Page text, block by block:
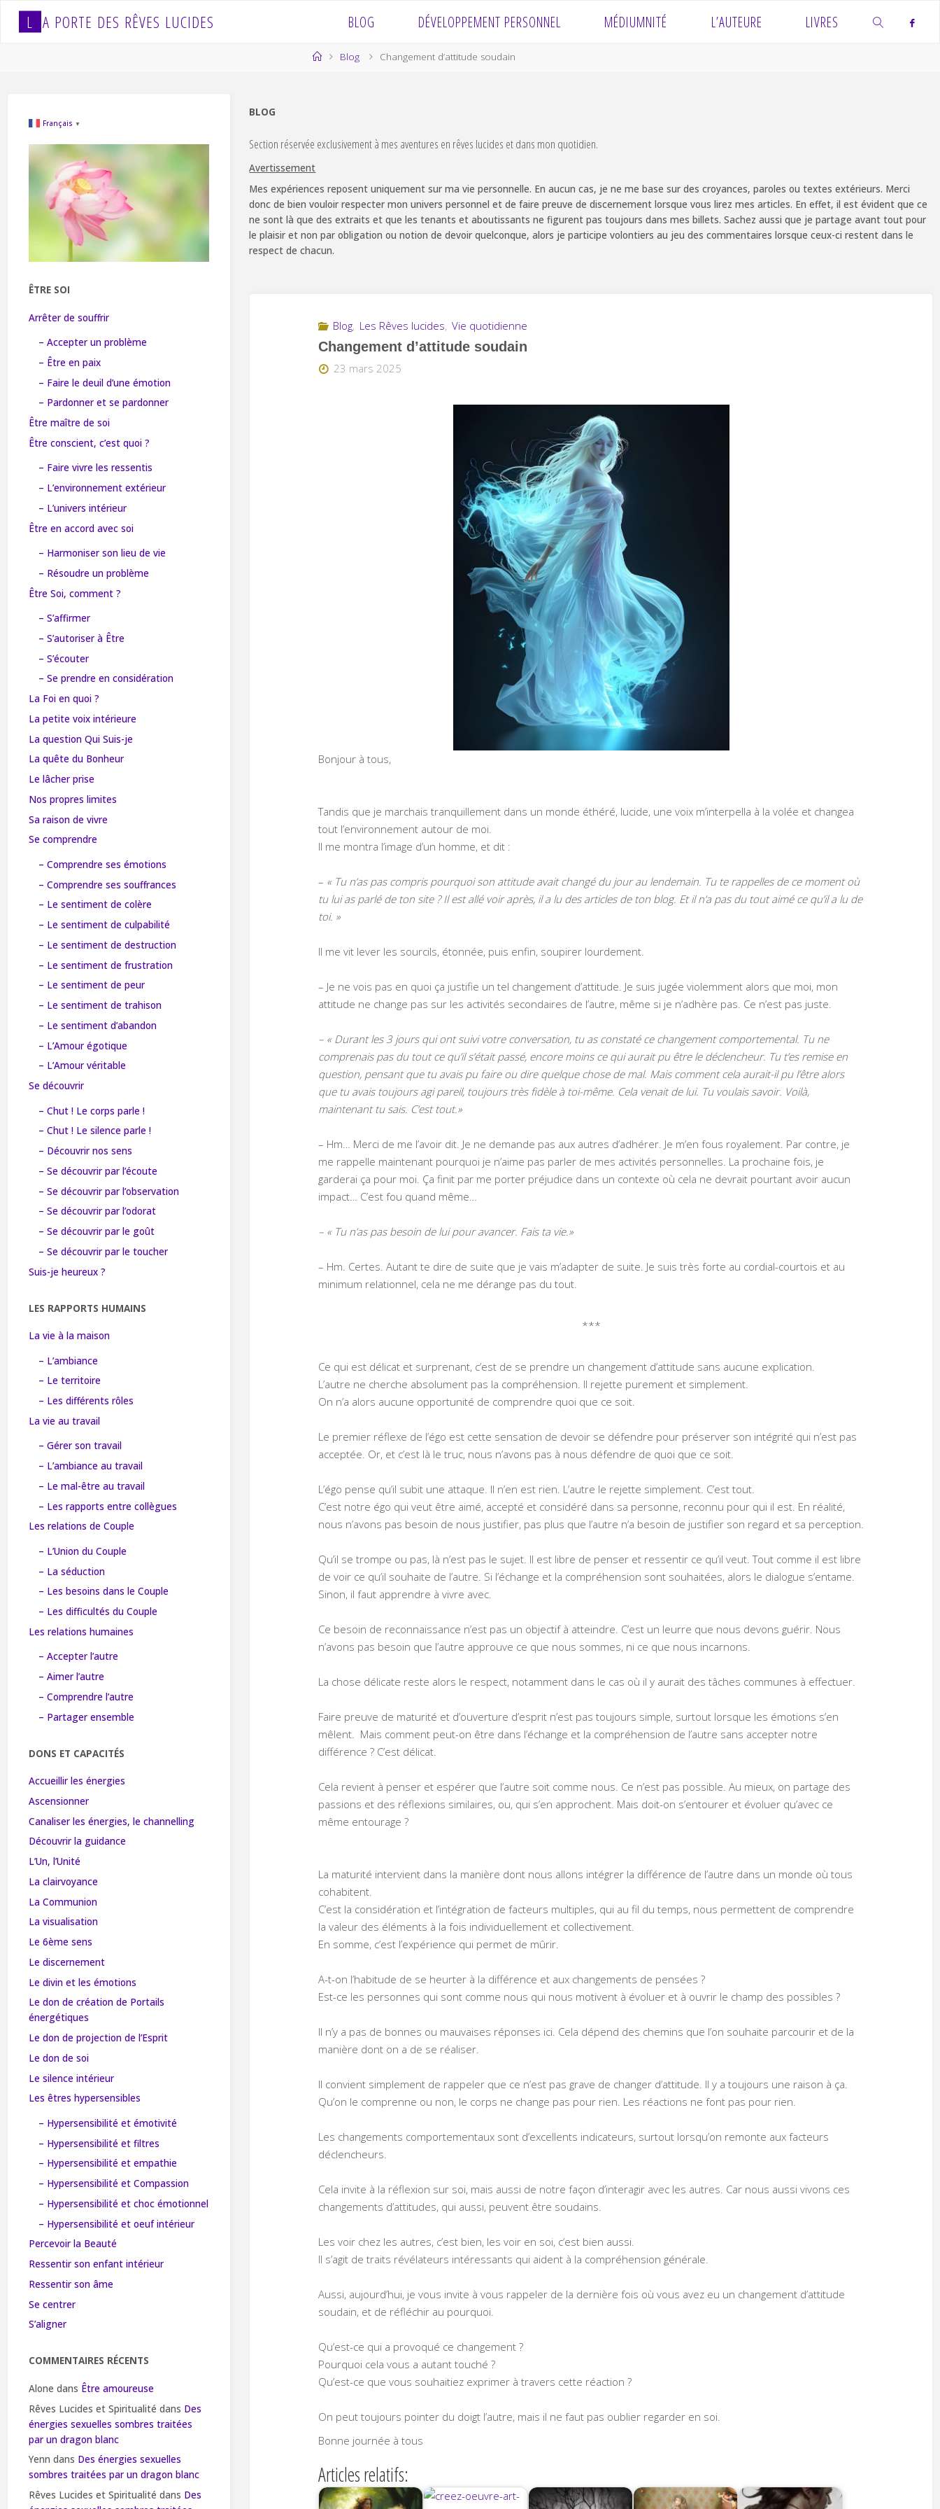
L A PORTE DES RÊVES LUCIDES BLOG DÉVELOPPEMENT PERSONNEL MÉDIUMNITÉ L’AUTEURE LIVRES
HomeBlog Changement d’attitude soudain
BLOG
Section réservée exclusivement à mes aventures en rêves lucides et dans mon quotidien.
Avertissement
Mes expériences reposent uniquement sur ma vie personnelle. En aucun cas, je ne me base sur des croyances, paroles ou textes extérieurs. Merci
donc de bien vouloir respecter mon univers personnel et de faire preuve de discernement lorsque vous lirez mes articles. En effet, il est évident que ce
ne sont là que des extraits et que les tenants et aboutissants ne figurent pas toujours dans mes billets. Sachez aussi que je partage avant tout pour
le plaisir et non par obligation ou notion de devoir quelconque, alors je participe volontiers au jeu des commentaires lorsque ceux-ci restent dans le
respect de chacun.
Blog, Les Rêves lucides, Vie quotidienne
Changement d’attitude soudain
23 mars 2025
Bonjour à tous,
Tandis que je marchais tranquillement dans un monde éthéré, lucide, une voix m’interpella à la volée et changea
tout l’environnement autour de moi.
Il me montra l’image d’un homme, et dit :
– « Tu n’as pas compris pourquoi son attitude avait changé du jour au lendemain. Tu te rappelles de ce moment où
tu lui as parlé de ton site ? Il est allé voir après, il a lu des articles de ton blog. Et il n’a pas du tout aimé ce qu’il a lu de
toi. »
Il me vit lever les sourcils, étonnée, puis enfin, soupirer lourdement.
– Je ne vois pas en quoi ça justifie un tel changement d’attitude. Je suis jugée violemment alors que moi, mon
attitude ne change pas sur les activités secondaires de l’autre, même si je n’adhère pas. Ce n’est pas juste.
– « Durant les 3 jours qui ont suivi votre conversation, tu as constaté ce changement comportemental. Tu ne
comprenais pas du tout ce qu’il s’était passé, encore moins ce qui aurait pu être le déclencheur. Tu t’es remise en
question, pensant que tu avais pu faire ou dire quelque chose de mal. Mais comment cela aurait-il pu l’être alors
que tu avais toujours agi pareil, toujours très fidèle à toi-même. Cela venait de lui. Tu voulais savoir. Voilà,
maintenant tu sais. C’est tout.»
– Hm… Merci de me l’avoir dit. Je ne demande pas aux autres d’adhérer. Je m’en fous royalement. Par contre, je
me rappelle maintenant pourquoi je n’aime pas parler de mes activités personnelles. La prochaine fois, je
garderai ça pour moi. Ça finit par me porter préjudice dans un contexte où cela ne devrait pourtant avoir aucun
impact… C’est fou quand même…
– « Tu n’as pas besoin de lui pour avancer. Fais ta vie.»
– Hm. Certes. Autant te dire de suite que je vais m’adapter de suite. Je suis très forte au cordial-courtois et au
minimum relationnel, cela ne me dérange pas du tout.
***
Ce qui est délicat et surprenant, c’est de se prendre un changement d’attitude sans aucune explication.
L’autre ne cherche absolument pas la compréhension. Il rejette purement et simplement.
On n’a alors aucune opportunité de comprendre quoi que ce soit.
Le premier réflexe de l’égo est cette sensation de devoir se défendre pour préserver son intégrité qui n’est pas
acceptée. Or, et c’est là le truc, nous n’avons pas à nous défendre de quoi que ce soit.
L’égo pense qu’il subit une attaque. Il n’en est rien. L’autre le rejette simplement. C’est tout.
C’est notre égo qui veut être aimé, accepté et considéré dans sa personne, reconnu pour qui il est. En réalité,
nous n’avons pas besoin de nous justifier, pas plus que l’autre n’a besoin de justifier son regard et sa perception.
Qu’il se trompe ou pas, là n’est pas le sujet. Il est libre de penser et ressentir ce qu’il veut. Tout comme il est libre
de voir ce qu’il souhaite de l’autre. Si l’échange et la compréhension sont souhaitées, alors le dialogue s’entame.
Sinon, il faut apprendre à vivre avec.
Ce besoin de reconnaissance n’est pas un objectif à atteindre. C’est un leurre que nous devons guérir. Nous
n’avons pas besoin que l’autre approuve ce que nous sommes, ni ce que nous incarnons.
La chose délicate reste alors le respect, notamment dans le cas où il y aurait des tâches communes à effectuer.
Faire preuve de maturité et d’ouverture d’esprit n’est pas toujours simple, surtout lorsque les émotions s’en
mêlent. Mais comment peut-on être dans l’échange et la compréhension de l’autre sans accepter notre
différence ? C’est délicat.
Cela revient à penser et espérer que l’autre soit comme nous. Ce n’est pas possible. Au mieux, on partage des
passions et des réflexions similaires, ou, qui s’en approchent. Mais doit-on s’entourer et évoluer qu’avec ce
même entourage ?
La maturité intervient dans la manière dont nous allons intégrer la différence de l’autre dans un monde où tous
cohabitent.
C’est la considération et l’intégration de facteurs multiples, qui au fil du temps, nous permettent de comprendre
la valeur des éléments à la fois individuellement et collectivement.
En somme, c’est l’expérience qui permet de mûrir.
A-t-on l’habitude de se heurter à la différence et aux changements de pensées ?
Est-ce les personnes qui sont comme nous qui nous motivent à évoluer et à ouvrir le champ des possibles ?
Il n’y a pas de bonnes ou mauvaises réponses ici. Cela dépend des chemins que l’on souhaite parcourir et de la
manière dont on a de se réaliser.
Il convient simplement de rappeler que ce n’est pas grave de changer d’attitude. Il y a toujours une raison à ça.
Qu’on le comprenne ou non, le corps ne change pas pour rien. Les réactions ne font pas pour rien.
Les changements comportementaux sont d’excellents indicateurs, surtout lorsqu’on remonte aux facteurs
déclencheurs.
Cela invite à la réflexion sur soi, mais aussi de notre façon d’interagir avec les autres. Car nous aussi vivons ces
changements d’attitudes, qui aussi, peuvent être soudains.
Les voir chez les autres, c’est bien, les voir en soi, c’est bien aussi.
Il s’agit de traits révélateurs intéressants qui aident à la compréhension générale.
Aussi, aujourd’hui, je vous invite à vous rappeler de la dernière fois où vous avez eu un changement d’attitude
soudain, et de réfléchir au pourquoi.
Qu’est-ce qui a provoqué ce changement ?
Pourquoi cela vous a autant touché ?
Qu’est-ce que vous souhaitiez exprimer à travers cette réaction ?
On peut toujours pointer du doigt l’autre, mais il ne faut pas oublier regarder en soi.
Bonne journée à tous
Articles relatifs:
Français ▼
ÊTRE SOI
Arrêter de souffrir
– Accepter un problème
– Être en paix
– Faire le deuil d’une émotion
– Pardonner et se pardonner
Être maître de soi
Être conscient, c’est quoi ?
– Faire vivre les ressentis
– L’environnement extérieur
– L’univers intérieur
Être en accord avec soi
– Harmoniser son lieu de vie
– Résoudre un problème
Être Soi, comment ?
– S’affirmer
– S’autoriser à Être
– S’écouter
– Se prendre en considération
La Foi en quoi ?
La petite voix intérieure
La question Qui Suis-je
La quête du Bonheur
Le lâcher prise
Nos propres limites
Sa raison de vivre
Se comprendre
– Comprendre ses émotions
– Comprendre ses souffrances
– Le sentiment de colère
– Le sentiment de culpabilité
– Le sentiment de destruction
– Le sentiment de frustration
– Le sentiment de peur
– Le sentiment de trahison
– Le sentiment d’abandon
– L’Amour égotique
– L’Amour véritable
Se découvrir
– Chut ! Le corps parle !
– Chut ! Le silence parle !
– Découvrir nos sens
– Se découvrir par l’écoute
– Se découvrir par l’observation
– Se découvrir par l’odorat
– Se découvrir par le goût
– Se découvrir par le toucher
Suis-je heureux ?
LES RAPPORTS HUMAINS
La vie à la maison
– L’ambiance
– Le territoire
– Les différents rôles
La vie au travail
– Gérer son travail
– L’ambiance au travail
– Le mal-être au travail
– Les rapports entre collègues
Les relations de Couple
– L’Union du Couple
– La séduction
– Les besoins dans le Couple
– Les difficultés du Couple
Les relations humaines
– Accepter l’autre
– Aimer l’autre
– Comprendre l’autre
– Partager ensemble
DONS ET CAPACITÉS
Accueillir les énergies
Ascensionner
Canaliser les énergies, le channelling
Découvrir la guidance
L’Un, l’Unité
La clairvoyance
La Communion
La visualisation
Le 6ème sens
Le discernement
Le divin et les émotions
Le don de création de Portails
énergétiques
Le don de projection de l’Esprit
Le don de soi
Le silence intérieur
Les êtres hypersensibles
– Hypersensibilité et émotivité
– Hypersensibilité et filtres
– Hypersensibilité et empathie
– Hypersensibilité et Compassion
– Hypersensibilité et choc émotionnel
– Hypersensibilité et oeuf intérieur
Percevoir la Beauté
Ressentir son enfant intérieur
Ressentir son âme
Se centrer
S’aligner
COMMENTAIRES RÉCENTS
Alone dans Être amoureuse
Rêves Lucides et Spiritualité dans Des
énergies sexuelles sombres traitées
par un dragon blanc
Yenn dans Des énergies sexuelles
sombres traitées par un dragon blanc
Rêves Lucides et Spiritualité dans Des